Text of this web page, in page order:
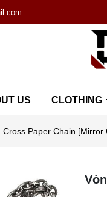
US CLOTHING
Paper Chain [Mirror